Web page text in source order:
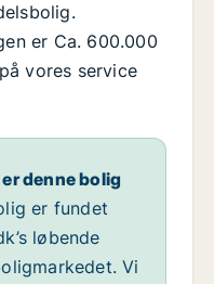
er Ca. 600.000
vores service
denne bolig
er fundet
løbende
Vi